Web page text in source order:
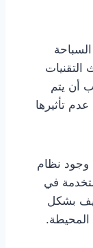
أن يتم
تأثيرها
وجود نظام
في
بشكل
المحيطة.